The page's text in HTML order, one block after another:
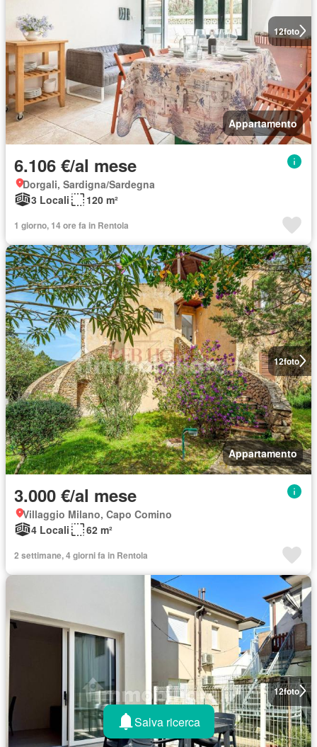
12foto
Appartamento
6.106 €/al mese
Dorgali, Sardigna/Sardegna
3 Locali
120 m²
1 giorno, 14 ore fa in Rentola
12foto
Appartamento
3.000 €/al mese
Villaggio Milano, Capo Comino
4 Locali
62 m²
2 settimane, 4 giorni fa in Rentola
12foto
Salva ricerca